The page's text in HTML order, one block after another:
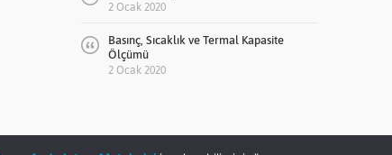
2 Ocak 2020
Basınç, Sıcaklık ve Termal Kapasite
Ölçümü
2 Ocak 2020